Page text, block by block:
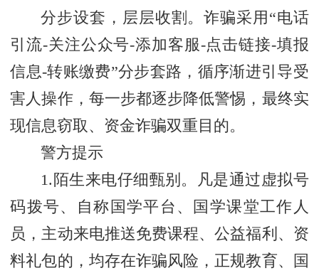
分步设套，层层收割。诈骗采用“电话
引流-关注公众号-添加客服-点击链接-填报
信息-转账缴费”分步套路，循序渐进引导受
害人操作，每一步都逐步降低警惕，最终实
现信息窃取、资金诈骗双重目的。
警方提示
1.陌生来电仔细甄别。凡是通过虚拟号
码拨号、自称国学平台、国学课堂工作人
员，主动来电推送免费课程、公益福利、资
料礼包的，均存在诈骗风险，正规教育、国